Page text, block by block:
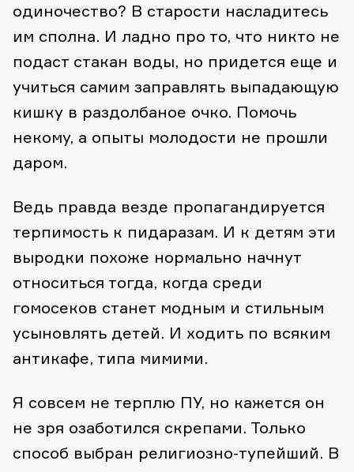
одиночество? В старости насладитесь
им сполна. И ладно про то, что никто не
подаст стакан воды, но придется еще и
учиться самим заправлять выпадающую
кишку в раздолбаное очко. Помочь
некому, а опыты молодости не прошли
даром.
Ведь правда везде пропагандируется
терпимость к пидаразам. И к детям эти
выродки похоже нормально начнут
относиться тогда, когда среди
гомосеков станет модным и стильным
усыновлять детей. И ходить по всяким
антикафе, типа мимими.
Я совсем не терплю ПУ, но кажется он
не зря озаботился скрепами. Только
способ выбран религиозно-тупейший. В